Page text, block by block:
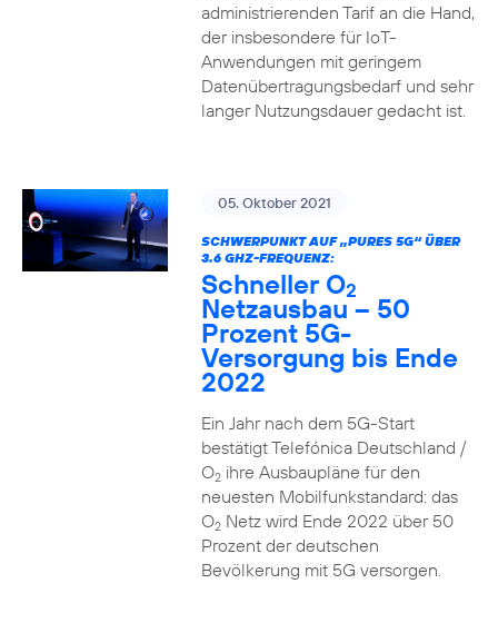
administrierenden Tarif an die Hand,
der insbesondere für IoT-
Anwendungen mit geringem
Datenübertragungsbedarf und sehr
langer Nutzungsdauer gedacht ist.
05. Oktober 2021
SCHWERPUNKT AUF „PURES 5G“ ÜBER
3.6 GHZ-FREQUENZ:
Schneller O2
Netzausbau – 50
Prozent 5G-
Versorgung bis Ende
2022
Ein Jahr nach dem 5G-Start
bestätigt Telefónica Deutschland /
O2ihre Ausbaupläne für den
neuesten Mobilfunkstandard: das
O2Netz wird Ende 2022 über 50
Prozent der deutschen
Bevölkerung mit 5G versorgen.